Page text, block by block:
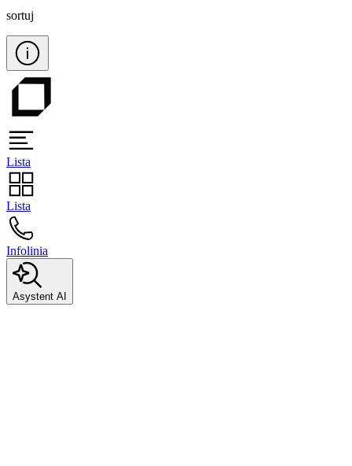
sortuj
Lista
Lista
Infolinia
Asystent AI